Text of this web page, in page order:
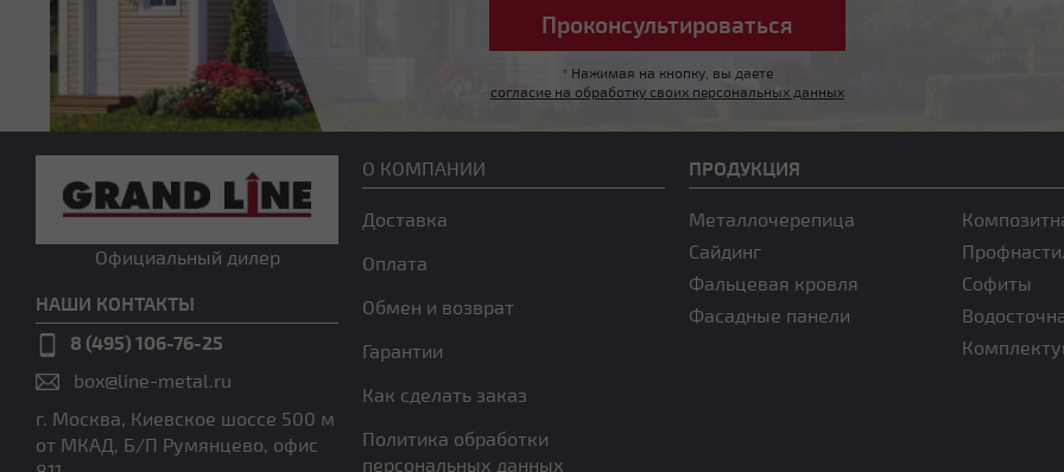
*Нажимая на кнопку, вы даете
согласие на обработку своих персональных данных
Официальный дилер
НАШИ КОНТАКТЫ
8 (495) 106-76-25
box@line-metal.ru
г. Москва, Киевское шоссе 500 м
от МКАД, Б/П Румянцево, офис
О КОМПАНИИ
Доставка
Оплата
Обмен и возврат
Гарантии
Как сделать заказ
Политика обработки
персональных данных
ПРОДУКЦИЯ
Металлочерепица
Сайдинг
Фальцевая кровля
Фасадные панели
Софиты